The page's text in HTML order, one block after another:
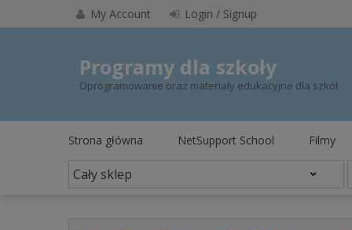
to
My Account Login / Signup
Programy dla szkoły
Oprogramowanie oraz materiały edukacyjne dla szkół
Strona główna NetSupport School Filmy